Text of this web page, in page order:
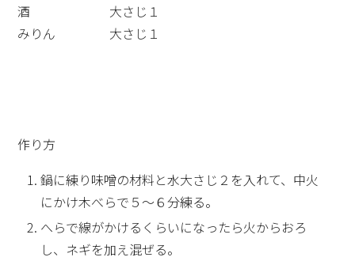
酒 大さじ１
みりん 大さじ１
作り方
鍋に練り味噌の材料と水大さじ２を入れて、中火
にかけ木べらで５～６分練る。
へらで線がかけるくらいになったら火からおろ
し、ネギを加え混ぜる。